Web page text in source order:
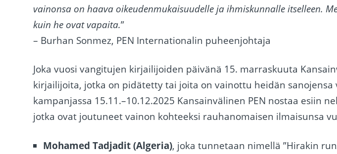
vainonsa on haava oikeudenmukaisuudelle ja ihmiskunnalle itselleen.
kuin he ovat vapaita.”
– Burhan Sonmez, PEN Internationalin puheenjohtaja
Joka vuosi vangitujen kirjailijoiden päivänä 15. marraskuuta
kirjailijoita, jotka on pidätetty tai joita on vainottu heidän sanojensa
kampanjassa 15.11.–10.12.2025 Kansainvälinen PEN nostaa esiin
jotka ovat joutuneet vainon kohteeksi rauhanomaisen ilmaisunsa
Mohamed Tadjadit (Algeria), joka tunnetaan nimellä ”Hirakin